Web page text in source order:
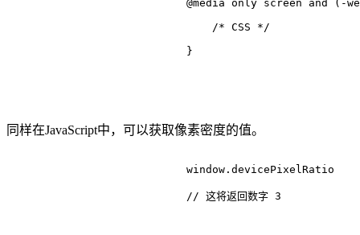
@media only screen and (-
/* CSS */
                            }
同样在JavaScript中，可以获取像素密度的值。
                            window.
devicePixelRatio
// 这将返回数字 3